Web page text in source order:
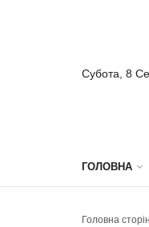
Субота, 8
ГОЛОВНА
Головна